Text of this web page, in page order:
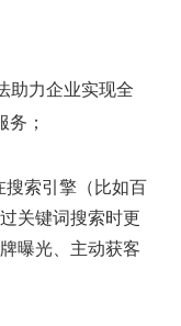
助力企业实现全
；
搜索引擎（比如百
关键词搜索时更
曝光、主动获客